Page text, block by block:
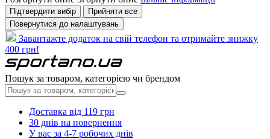
Підтвердити вибір
Прийняти все
Повернутися до налаштувань
Завантажте додаток на свій телефон та отримайте знижку
400 грн!
Пошук за товаром, категорією чи брендом
Доставка від 119 грн
30 днів на повернення
У вас за 4-7 робочих днів